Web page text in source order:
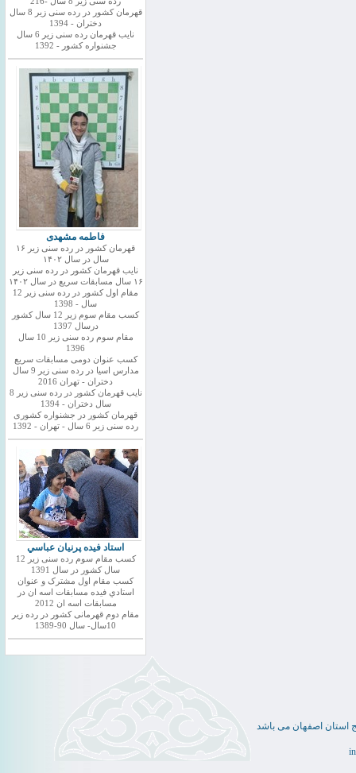
قهرمان کشور در رده سنی زیر 8 سال
دختران - 1394
نایب قهرمان رده سنی زیر 6 سال
جشنواره کشور - 1392
فاطمه مشهدی
قهرمان کشور در رده سنی زیر ۱۶
سال در سال ۱۴۰۲
نایب قهرمان کشور در رده سنی زیر
۱۶ سال مسابقات سریع در سال ۱۴۰۲
مقام اول کشور در رده سنی زیر 12
سال - 1398
کسب مقام سوم زیر 12 سال کشور
درسال 1397
مقام سوم رده سنی زیر 10 سال
1396
کسب عنوان دومی مسابقات سریع
مدارس اسیا در رده سنی زیر 9 سال
دختران - تهران 2016
نایب قهرمان کشور در رده سنی زیر 8
سال دختران - 1394
قهرمان کشور در جشنواره کشوری
رده سنی زیر 6 سال - تهران - 1392
استاد فيده پرنيان عباسي
کسب مقام سوم رده سنی زیر 12
سال کشور در سال 1391
کسب مقام اول مشترک و عنوان
استادي فيده مسابقات اسه ان در
مسابقات اسه ان 2012
مقام دوم قهرمانی کشور در رده زیر
10سال- سال 90-1389
استان اصفهان می باشد